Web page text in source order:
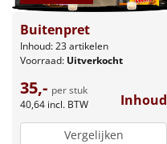
Buitenpret
Inhoud: 23 artikelen
Voorraad: Uitverkocht
35,- per stuk
40,64 incl. BTW Inhoud
Vergelijken